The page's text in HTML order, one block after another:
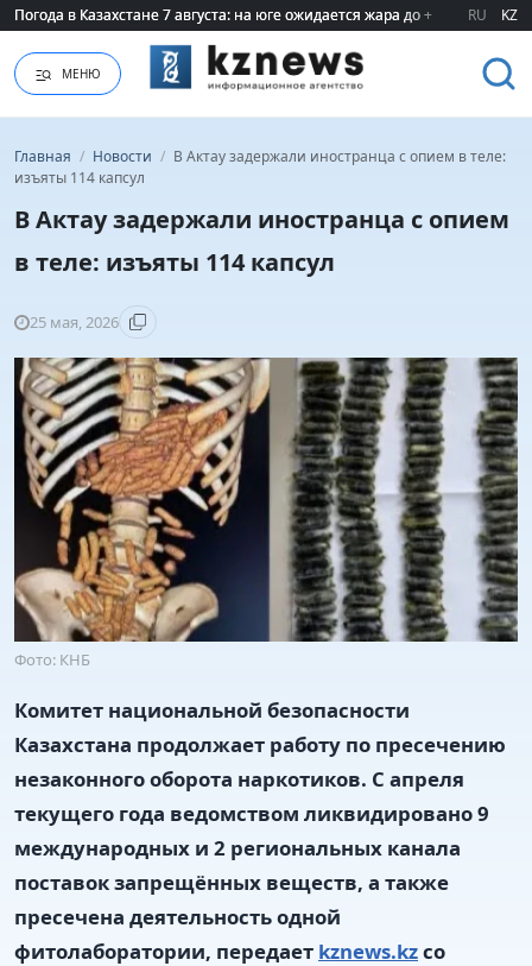
Погода в Казахстане 7 августа: на юге ожидается жара до +40 градусов
Погода в Казахстане 7 августа: на юге ожидается жара до +40 градусов
RU KZ
МЕНЮ
Главная / Новости / В Актау задержали иностранца с опием в теле:
изъяты 114 капсул
В Актау задержали иностранца с опием
в теле: изъяты 114 капсул
25 мая, 2026
Фото: КНБ
Комитет национальной безопасности
Казахстана продолжает работу по пресечению
незаконного оборота наркотиков. С апреля
текущего года ведомством ликвидировано 9
международных и 2 региональных канала
поставок запрещённых веществ, а также
пресечена деятельность одной
фитолаборатории, передает kznews.kzсо